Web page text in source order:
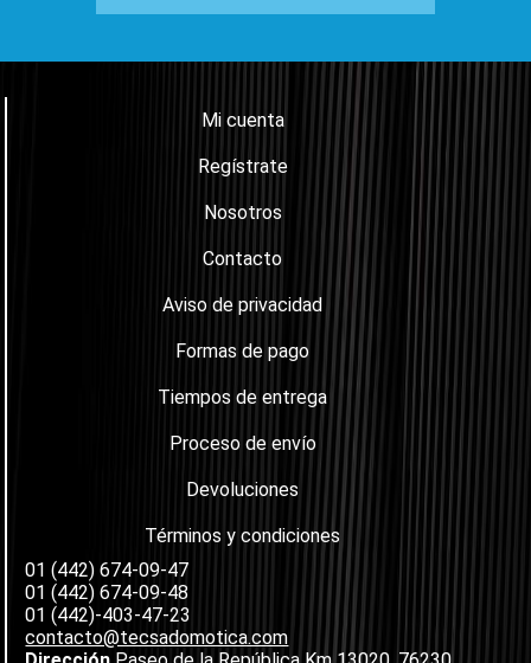
Mi cuenta
Regístrate
Nosotros
Contacto
Aviso de privacidad
Formas de pago
Tiempos de entrega
Proceso de envío
Devoluciones
Términos y condiciones
01 (442) 674-09-47
01 (442) 674-09-48
01 (442)-403-47-23
contacto@tecsadomotica.com